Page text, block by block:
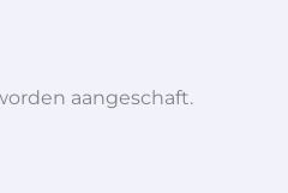
aangeschaft.